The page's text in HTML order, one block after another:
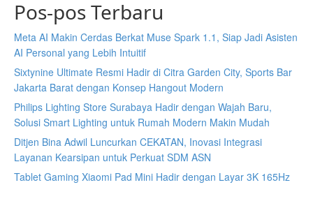
Pos-pos Terbaru
Meta AI Makin Cerdas Berkat Muse Spark 1.1, Siap Jadi Asisten
AI Personal yang Lebih Intuitif
Sixtynine Ultimate Resmi Hadir di Citra Garden City, Sports Bar
Jakarta Barat dengan Konsep Hangout Modern
Philips Lighting Store Surabaya Hadir dengan Wajah Baru,
Solusi Smart Lighting untuk Rumah Modern Makin Mudah
Ditjen Bina Adwil Luncurkan CEKATAN, Inovasi Integrasi
Layanan Kearsipan untuk Perkuat SDM ASN
Tablet Gaming Xiaomi Pad Mini Hadir dengan Layar 3K 165Hz